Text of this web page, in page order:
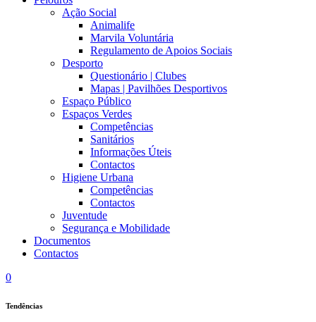
Ação Social
Animalife
Marvila Voluntária
Regulamento de Apoios Sociais
Desporto
Questionário | Clubes
Mapas | Pavilhões Desportivos
Espaço Público
Espaços Verdes
Competências
Sanitários
Informações Úteis
Contactos
Higiene Urbana
Competências
Contactos
Juventude
Segurança e Mobilidade
Documentos
Contactos
0
Tendências